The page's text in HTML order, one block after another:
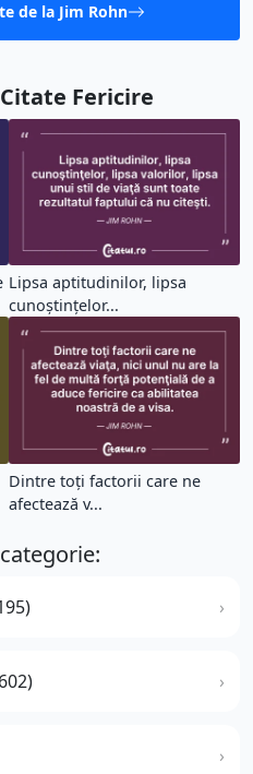
de la Jim Rohn
Citate Fericire
Lipsa aptitudinilor, lipsa
cunoştinţelor...
Dintre toţi factorii care ne
afectează v...